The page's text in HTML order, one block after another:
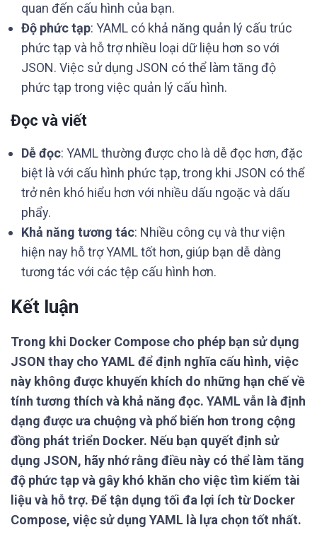
quan đến cấu hình của bạn.
Độ phức tạp: YAML có khả năng quản lý cấu trúc
phức tạp và hỗ trợ nhiều loại dữ liệu hơn so với
JSON. Việc sử dụng JSON có thể làm tăng độ
phức tạp trong việc quản lý cấu hình.
Đọc và viết
Dễ đọc: YAML thường được cho là dễ đọc hơn, đặc
biệt là với cấu hình phức tạp, trong khi JSON có thể
trở nên khó hiểu hơn với nhiều dấu ngoặc và dấu
phẩy.
Khả năng tương tác: Nhiều công cụ và thư viện
hiện nay hỗ trợ YAML tốt hơn, giúp bạn dễ dàng
tương tác với các tệp cấu hình hơn.
Kết luận
Trong khi Docker Compose cho phép bạn sử dụng
JSON thay cho YAML để định nghĩa cấu hình, việc
này không được khuyến khích do những hạn chế về
tính tương thích và khả năng đọc. YAML vẫn là định
dạng được ưa chuộng và phổ biến hơn trong cộng
đồng phát triển Docker. Nếu bạn quyết định sử
dụng JSON, hãy nhớ rằng điều này có thể làm tăng
độ phức tạp và gây khó khăn cho việc tìm kiếm tài
liệu và hỗ trợ. Để tận dụng tối đa lợi ích từ Docker
Compose, việc sử dụng YAML là lựa chọn tốt nhất.